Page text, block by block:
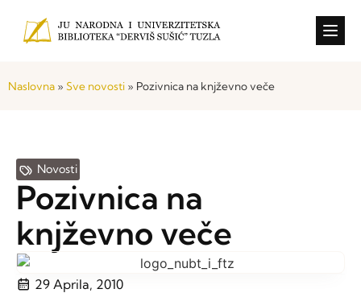
Naslovna » Sve novosti » Pozivnica na knjževno veče
Novosti
Pozivnica na
knjževno veče
29 Aprila, 2010